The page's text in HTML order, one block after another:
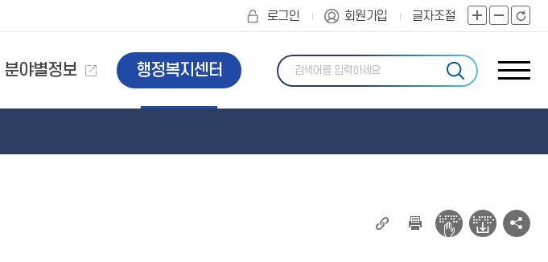
로그인 회원가입 글자조절
화
확
화
축
소
화
초
기
분야별정보 행정복지센터
사
트
현
소